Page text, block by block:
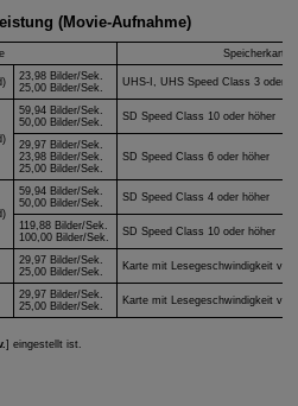
(Movie-Aufnahme)
Speicherkarten
23,98 Bilder/Sek.
25,00 Bilder/Sek.
UHS-I , UHS Speed Class 3 oder
59,94 Bilder/Sek.
50,00 Bilder/Sek.
SD Speed Class 10 oder höher
29,97 Bilder/Sek.
23,98 Bilder/Sek.
25,00 Bilder/Sek.
SD Speed Class 6 oder höher
59,94 Bilder/Sek.
50,00 Bilder/Sek.
SD Speed Class 4 oder höher
119,88 Bilder/Sek.
100,00 Bilder/Sek.
SD Speed Class 10 oder höher
29,97 Bilder/Sek.
25,00 Bilder/Sek.
Karte mit Lesegeschwindigkeit
29,97 Bilder/Sek.
25,00 Bilder/Sek.
Karte mit Lesegeschwindigkeit
] eingestellt ist.